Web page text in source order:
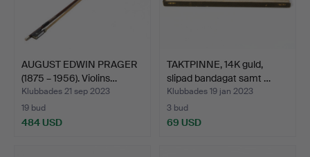
AUGUST EDWIN PRAGER
(1875 – 1956). Violins…
Klubbades 21 sep 2023
19 bud
484 USD
TAKTPINNE, 14K guld,
slipad bandagat samt …
Klubbades 19 jan 2023
3 bud
69 USD